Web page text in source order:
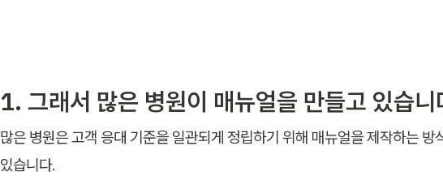
1. 그래서 많은 병원이 매뉴얼을 만들고 있습니
많은 병원은 고객 응대 기준을 일관되게 정립하기 위해 매뉴얼을 제작하는 방
있습니다.